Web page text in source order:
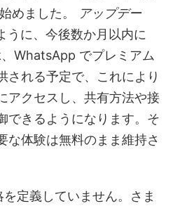
めました。
アップデー
うに、今後数か月以内に
WhatsApp でプレミアム
される予定で、これにより
アクセスし、共有方法や接
できるようになります。そ
な体験は無料のまま維持さ
定義していません。さま